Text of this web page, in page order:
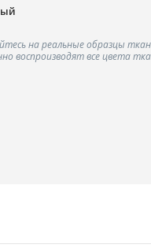
на реальные образцы
воспроизводят все цвета